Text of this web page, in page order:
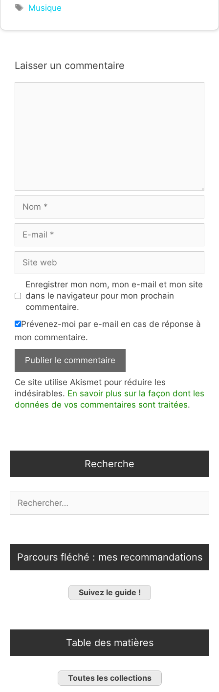
Étiquettes
Musique
Laisser un commentaire
mail
web
Enregistrer mon nom, mon e-mail et mon site
dans le navigateur pour mon prochain
commentaire.
Prévenez-moi par e-mail en cas de réponse à
mon commentaire.
Ce site utilise Akismet pour réduire les
indésirables. En savoir plus sur la façon dont les
données de vos commentaires sont traitées.
Recherche
Parcours fléché : mes recommandations
Suivez le guide !
Table des matières
Toutes les collections